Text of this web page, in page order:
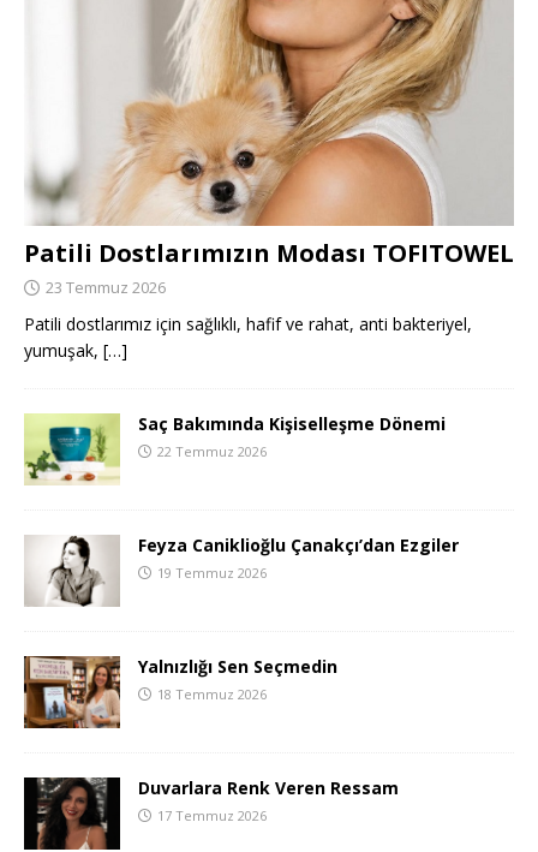
Patili Dostlarımızın Modası TOFITOWEL
23 Temmuz 2026
Patili dostlarımız için sağlıklı, hafif ve rahat, anti bakteriyel,
yumuşak, […]
Saç Bakımında Kişiselleşme Dönemi
22 Temmuz 2026
Feyza Caniklioğlu Çanakçı’dan Ezgiler
19 Temmuz 2026
Yalnızlığı Sen Seçmedin
18 Temmuz 2026
Duvarlara Renk Veren Ressam
17 Temmuz 2026